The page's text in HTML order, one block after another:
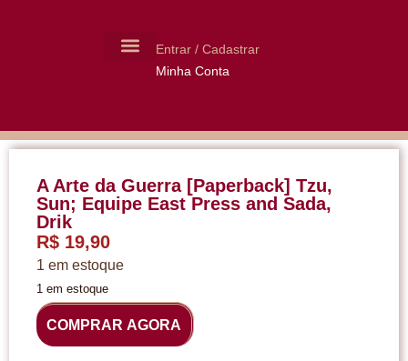
Entrar / Cadastrar
Minha Conta
A Arte da Guerra [Paperback] Tzu,
Sun; Equipe East Press and Sada,
Drik
R$ 19,90
1 em estoque
1 em estoque
COMPRAR AGORA